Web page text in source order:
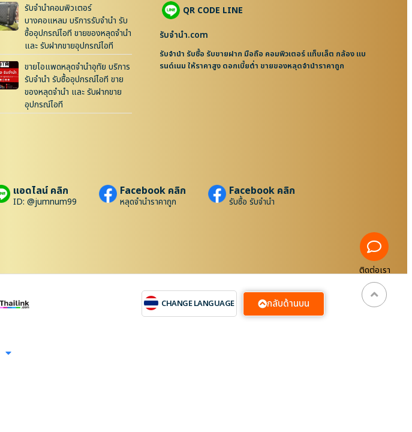
รับจำนำคอมพิวเตอร์
บางคอแหลม บริการรับจำนำ รับ
ซื้ออุปกรณ์ไอที ขายของหลุดจำนำ
และ รับฝากขายอุปกรณ์ไอที
ขายไอแพดหลุดจำนำอุทัย บริการ
รับจำนำ รับซื้ออุปกรณ์ไอที ขาย
ของหลุดจำนำ และ รับฝากขาย
อุปกรณ์ไอที
QR CODE LINE
รับจํานํา.com
รับจำนำ รับซื้อ รับขายฝาก มือถือ คอมพิวเตอร์ แท็บเล็ต กล้อง แบ
รนด์เนม ให้ราคาสูง ดอกเบี้ยต่ำ ขายของหลุดจำนำราคาถูก
แอดไลน์ คลิก
ID: @jumnum99
Facebook คลิก
หลุดจำนำราคาถูก
Facebook คลิก
รับซื้อ รับจำนำ
CHANGE LANGUAGE กลับด้านบน
ติดต่อเรา